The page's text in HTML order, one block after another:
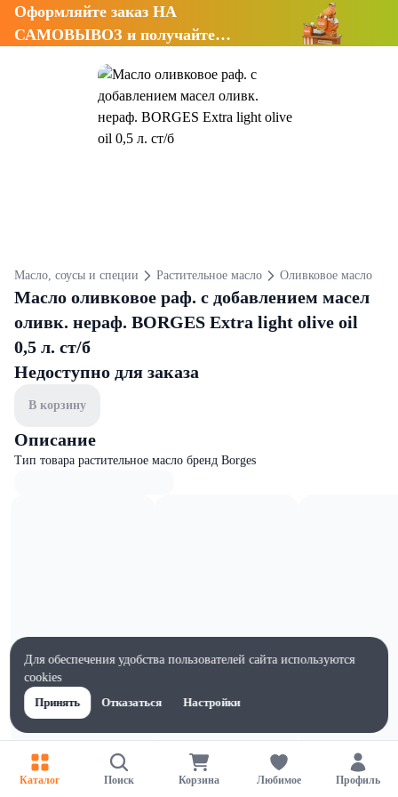
Оформляйте заказ НА
САМОВЫВОЗ и получайте
Масло, соусы и специи Растительное масло Оливковое масло
Масло оливковое раф. с добавлением масел
оливк. нераф. BORGES Extra light olive oil
0,5 л. ст/б
Недоступно для заказа
В корзину
Описание
Тип товара растительное масло бренд Borges
Характеристики
Ширина, мм
Каталог Поиск Корзина Любимое Профиль
Для обеспечения удобства пользователей сайта используются
cookies
Принять
Отказаться Настройки